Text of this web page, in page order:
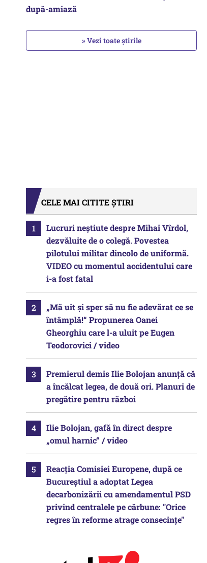
după-amiază
» Vezi toate știrile
CELE MAI CITITE ȘTIRI
Lucruri neștiute despre Mihai Vîrdol,
dezvăluite de o colegă. Povestea
pilotului militar dincolo de uniformă.
VIDEO cu momentul accidentului care
i-a fost fatal
„Mă uit și sper să nu fie adevărat ce se
întâmplă!“ Propunerea Oanei
Gheorghiu care l-a uluit pe Eugen
Teodorovici / video
Premierul demis Ilie Bolojan anunță că
a încălcat legea, de două ori. Planuri de
pregătire pentru război
Ilie Bolojan, gafă în direct despre
„omul harnic“ / video
Reacția Comisiei Europene, după ce
Bucureștiul a adoptat Legea
decarbonizării cu amendamentul PSD
privind centralele pe cărbune: "Orice
regres în reforme atrage consecințe"